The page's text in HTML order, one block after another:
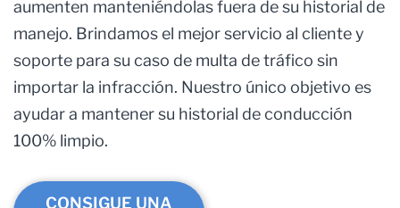
aumenten manteniéndolas fuera de su historial de
manejo. Brindamos el mejor servicio al cliente y
soporte para su caso de multa de tráfico sin
importar la infracción. Nuestro único objetivo es
ayudar a mantener su historial de conducción
100% limpio.
CONSIGUE UNA